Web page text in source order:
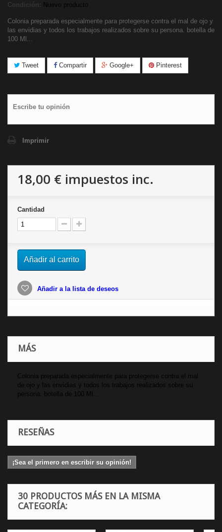
Condición: Nuevo producto
Colonia preparada especialmente para protegerse contra el mal de ojo y
las envidias y todos los trabajos realizados sobre su persona. botella de
100 Ml...
Tweet Compartir Google+ Pinterest
Escribe tu opinión
Imprimir
18,00 € impuestos inc.
Cantidad
Añadir al carrito
Añadir a la lista de deseos
MÁS
Colonia preparada especialmente para protegerse contra el mal
de ojo y las envidias y todos los trabajos realizados sobre su
persona. botella de 100 Ml...
RESEÑAS
¡Sea el primero en escribir su opinión!
30 PRODUCTOS MÁS EN LA MISMA
CATEGORÍA: